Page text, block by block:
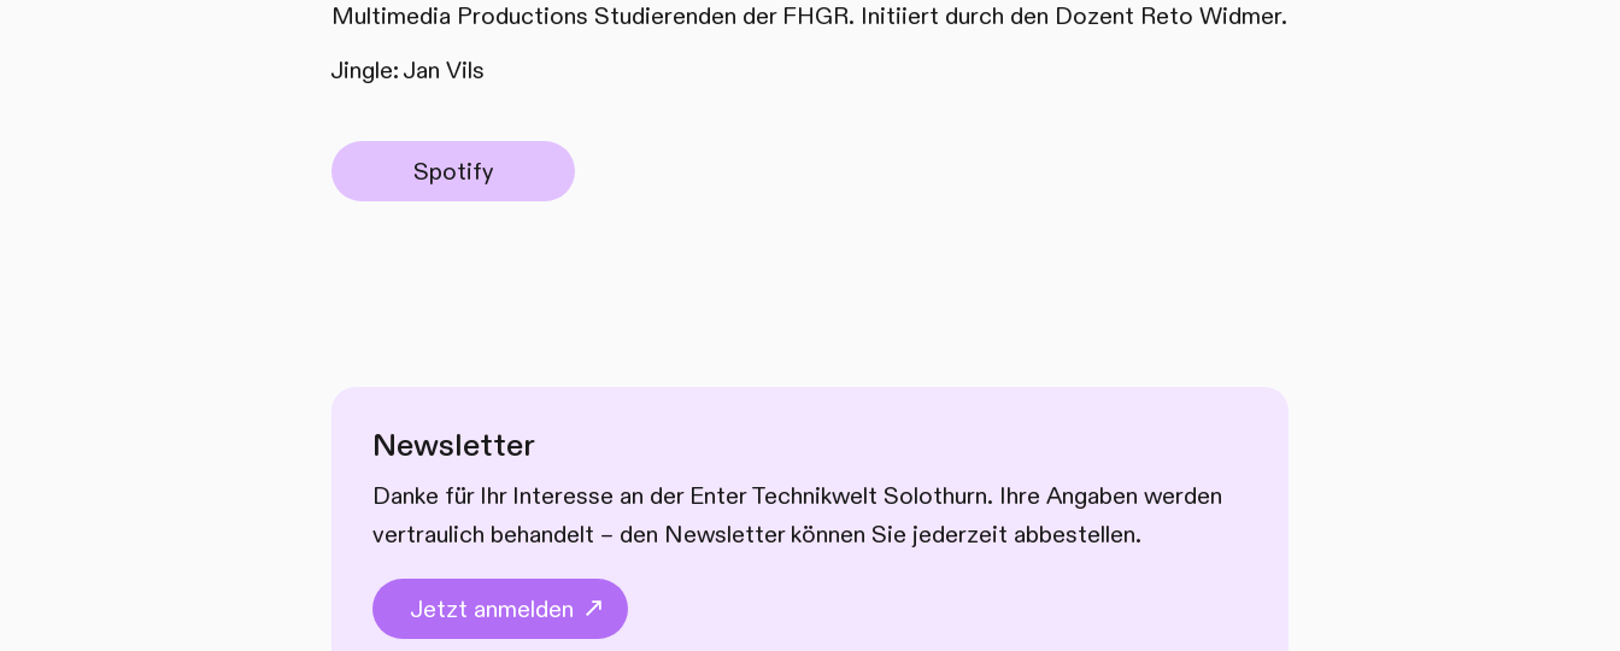
Multimedia Productions Studierenden der FHGR. Initiiert durch den Dozent Reto Widmer.
Jingle: Jan Vils
Spotify
Newsletter
Danke für Ihr Interesse an der Enter Technikwelt Solothurn. Ihre Angaben werden
vertraulich behandelt – den Newsletter können Sie jederzeit abbestellen.
Jetzt anmelden